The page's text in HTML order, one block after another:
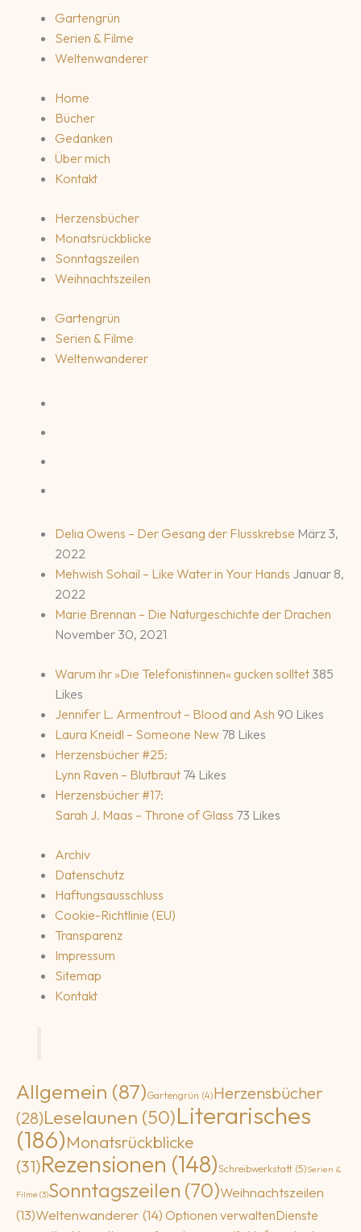
Gartengrün
Serien & Filme
Weltenwanderer
Home
Bücher
Gedanken
Über mich
Kontakt
Herzensbücher
Monatsrückblicke
Sonntagszeilen
Weihnachtszeilen
Gartengrün
Serien & Filme
Weltenwanderer
Delia Owens – Der Gesang der Flusskrebse März 3,
2022
Mehwish Sohail – Like Water in Your Hands Januar 8,
2022
Marie Brennan – Die Naturgeschichte der Drachen
November 30, 2021
Warum ihr »Die Telefonistinnen« gucken solltet 385
Likes
Jennifer L. Armentrout – Blood and Ash 90 Likes
Laura Kneidl – Someone New 78 Likes
Herzensbücher #25:
Lynn Raven – Blutbraut 74 Likes
Herzensbücher #17:
Sarah J. Maas – Throne of Glass 73 Likes
Archiv
Datenschutz
Haftungsausschluss
Cookie-Richtlinie (EU)
Transparenz
Impressum
Sitemap
Kontakt
Allgemein (87)Gartengrün (4)Herzensbücher
(28)Leselaunen (50)Literarisches
(186)Monatsrückblicke
(31)Rezensionen (148)Schreibwerkstatt (5)Serien &
Filme (3)Sonntagszeilen (70)Weihnachtszeilen
(13)Weltenwanderer (14) Optionen verwaltenDienste